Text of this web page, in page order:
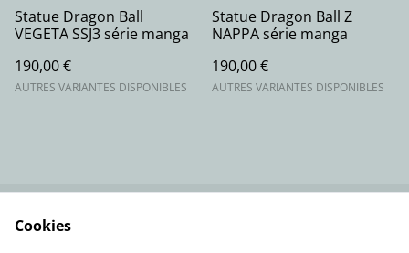
Statue Dragon Ball
VEGETA SSJ3 série manga
190,00 €
AUTRES VARIANTES DISPONIBLES
Statue Dragon Ball Z
NAPPA série manga
190,00 €
AUTRES VARIANTES DISPONIBLES
Cookies